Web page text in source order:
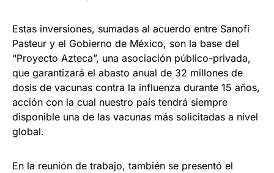
Estas inversiones, sumadas al acuerdo entre Sanofi
Pasteur y el Gobierno de México, son la base del
“Proyecto Azteca”, una asociación público-privada,
que garantizará el abasto anual de 32 millones de
dosis de vacunas contra la influenza durante 15 años,
acción con la cual nuestro país tendrá siempre
disponible una de las vacunas más solicitadas a nivel
global.
En la reunión de trabajo, también se presentó el